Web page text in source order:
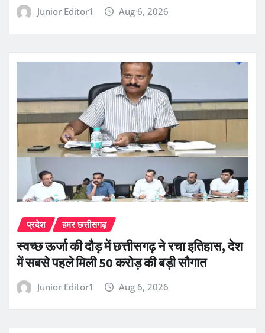
Junior Editor1 Aug 6, 2026
प्रदेश हमर छत्तीसगढ़
स्वच्छ ऊर्जा की दौड़ में छत्तीसगढ़ ने रचा इतिहास, देश
में सबसे पहले मिली 50 करोड़ की बड़ी सौगात
Junior Editor1 Aug 6, 2026